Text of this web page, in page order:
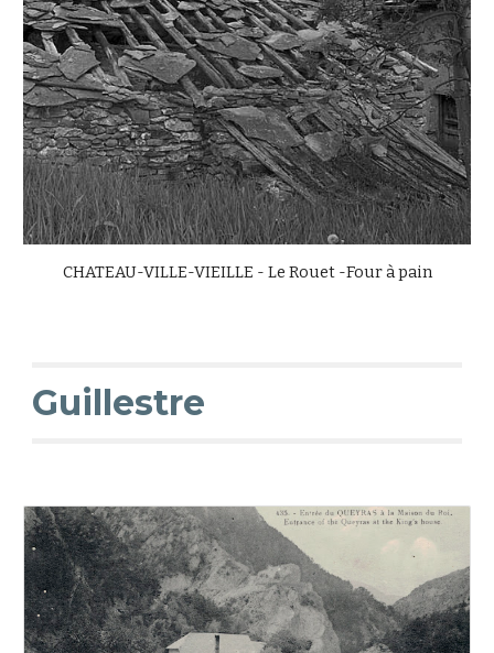
CHATEAU-VILLE-VIEILLE - Le Rouet -Four à pain
Guillestre